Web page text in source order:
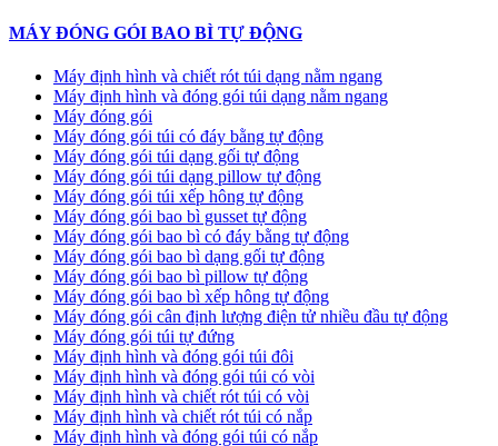
MÁY ĐÓNG GÓI BAO BÌ TỰ ĐỘNG
Máy định hình và chiết rót túi dạng nằm ngang
Máy định hình và đóng gói túi dạng nằm ngang
Máy đóng gói
Máy đóng gói túi có đáy bằng tự động
Máy đóng gói túi dạng gối tự động
Máy đóng gói túi dạng pillow tự động
Máy đóng gói túi xếp hông tự động
Máy đóng gói bao bì gusset tự động
Máy đóng gói bao bì có đáy bằng tự động
Máy đóng gói bao bì dạng gối tự động
Máy đóng gói bao bì pillow tự động
Máy đóng gói bao bì xếp hông tự động
Máy đóng gói cân định lượng điện tử nhiều đầu tự động
Máy đóng gói túi tự đứng
Máy định hình và đóng gói túi đôi
Máy định hình và đóng gói túi có vòi
Máy định hình và chiết rót túi có vòi
Máy định hình và chiết rót túi có nắp
Máy định hình và đóng gói túi có nắp